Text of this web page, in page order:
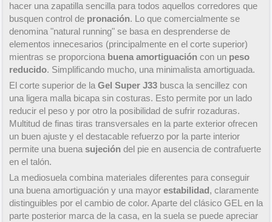
hacer una zapatilla sencilla para todos aquellos corredores que
busquen control de pronación. Lo que comercialmente se
denomina "natural running" se basa en desprenderse de
elementos innecesarios (principalmente en el corte superior)
mientras se proporciona buena amortiguación con un peso
reducido. Simplificando mucho, una minimalista amortiguada.
El corte superior de la Gel Super J33 busca la sencillez con
una ligera malla bicapa sin costuras. Esto permite por un lado
reducir el peso y por otro la posibilidad de sufrir rozaduras.
Multitud de finas tiras transversales en la parte exterior ofrecen
un buen ajuste y el destacable refuerzo por la parte interior
permite una buena sujeción del pie en ausencia de contrafuerte
en el talón.
La mediosuela combina materiales diferentes para conseguir
una buena amortiguación y una mayor estabilidad, claramente
distinguibles por el cambio de color. Aparte del clásico GEL en la
parte posterior marca de la casa, en la suela se puede apreciar